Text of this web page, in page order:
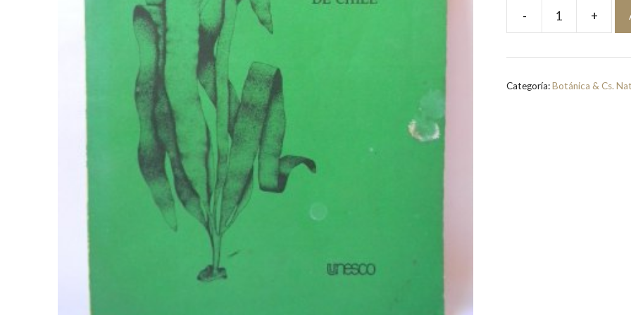
-
Bentonicas
Chile
+
Categoría:Botánica & Cs.